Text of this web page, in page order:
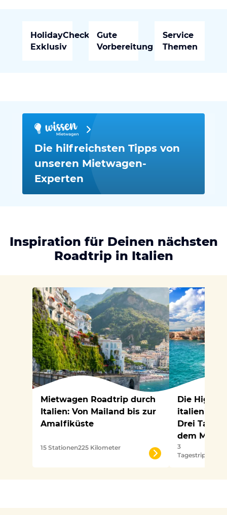
HolidayCheck
Exklusiv
Gute
Vorbereitung
Service
Themen
Die hilfreichsten Tipps von
unseren Mietwagen-
Experten
Inspiration für Deinen nächsten
Roadtrip in Italien
Mietwagen Roadtrip durch
Italien: Von Mailand bis zur
Amalfiküste
15 Stationen225 Kilometer
Die
Drei
dem
3
Tagestrips